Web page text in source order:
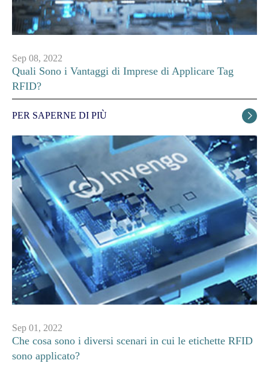
Sep 08, 2022
Quali Sono i Vantaggi di Imprese di Applicare Tag
RFID?
PER SAPERNE DI PIÙ 
Sep 01, 2022
Che cosa sono i diversi scenari in cui le etichette RFID
sono applicato?